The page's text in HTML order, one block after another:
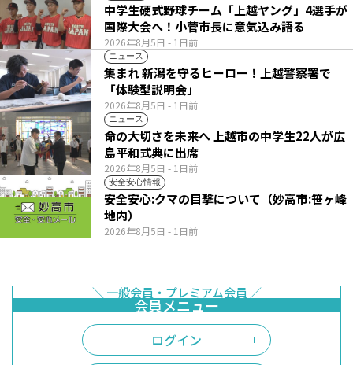
2026年8月5日 - 1日前
中学生硬式野球チーム「上越ヤング」4選手が
国際大会へ！小菅市長に意気込み語る
ニュース
2026年8月5日 - 1日前
集まれ 新潟を守るヒーロー！上越警察署で
「体験型説明会」
ニュース
2026年8月5日 - 1日前
命の大切さを未来へ 上越市の中学生22人が広
島平和式典に出席
安全安心情報
2026年8月5日 - 1日前
安全安心:クマの目撃について（妙高市:笹ヶ峰
地内）
ログイン